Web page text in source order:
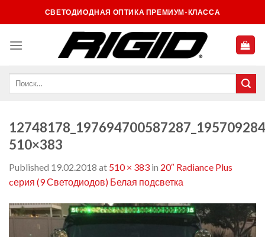
to
СВЕТОДИОДНАЯ ОПТИКА ПРЕМИУМ-КЛАССА
510×383
Published 19.02.2018 at 510 × 383 in 20″ Radiance Plus
cерия (9 Светодиодов) Белая подсветка